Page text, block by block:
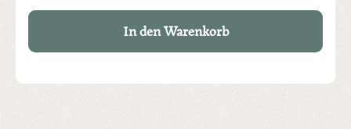
In den Warenkorb